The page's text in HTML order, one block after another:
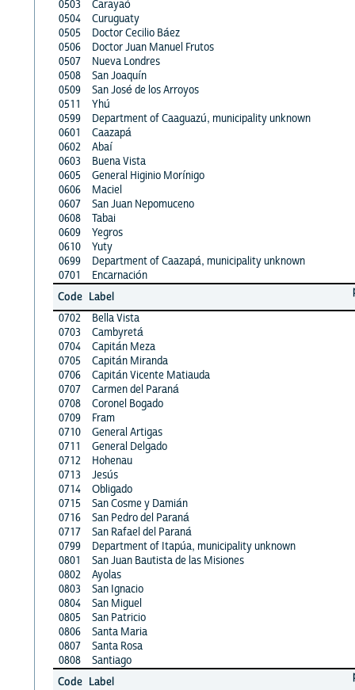
0503
Carayaó
0504
Curuguaty
0505
Doctor Cecilio Báez
0506
Doctor Juan Manuel Frutos
0507
Nueva Londres
0508
San Joaquín
0509
San José de los Arroyos
0511
Yhú
0599
Department of Caaguazú, municipality unknown
0601
Caazapá
0602
Abaí
0603
Buena Vista
0605
General Higinio Morínigo
0606
Maciel
0607
San Juan Nepomuceno
0608
Tabai
0609
Yegros
0610
Yuty
0699
Department of Caazapá, municipality unknown
0701
Encarnación
Code Label
0702
Bella Vista
0703
Cambyretá
0704
Capitán Meza
0705
Capitán Miranda
0706
Capitán Vicente Matiauda
0707
Carmen del Paraná
0708
Coronel Bogado
0709
Fram
0710
General Artigas
0711
General Delgado
0712
Hohenau
0713
Jesús
0714
Obligado
0715
San Cosme y Damián
0716
San Pedro del Paraná
0717
San Rafael del Paraná
0799
Department of Itapúa, municipality unknown
0801
San Juan Bautista de las Misiones
0802
Ayolas
0803
San Ignacio
0804
San Miguel
0805
San Patricio
0806
Santa Maria
0807
Santa Rosa
0808
Santiago
Code Label